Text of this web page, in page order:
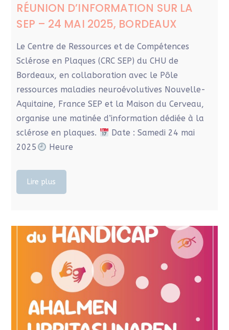
RÉUNION D’INFORMATION SUR LA
SEP – 24 MAI 2025, BORDEAUX
Le Centre de Ressources et de Compétences
Sclérose en Plaques (CRC SEP) du CHU de
Bordeaux, en collaboration avec le Pôle
ressources maladies neuroévolutives Nouvelle-
Aquitaine, France SEP et la Maison du Cerveau,
organise une matinée d’information dédiée à la
sclérose en plaques.​
Date : Samedi 24 mai
2025
Heure
Lire plus